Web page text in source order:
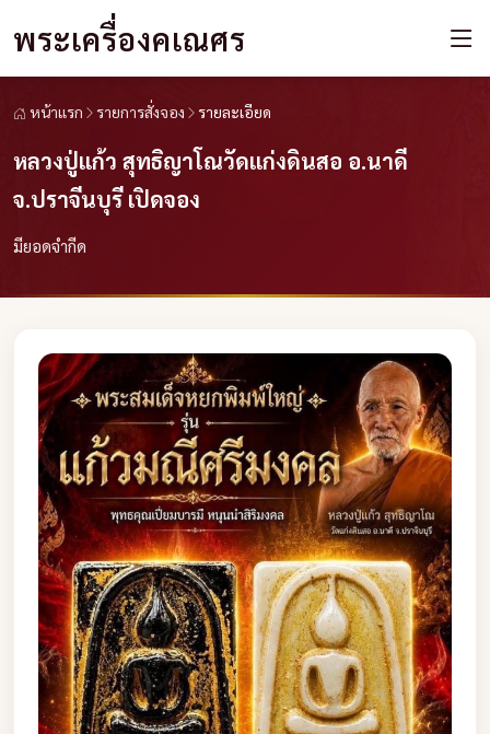
พระเครื่องคเณศร
หน้าแรก รายการสั่งจอง รายละเอียด
หลวงปู่แก้ว สุทธิญาโณวัดแก่งดินสอ อ.นาดี
จ.ปราจีนบุรี เปิดจอง
มียอดจำกีด